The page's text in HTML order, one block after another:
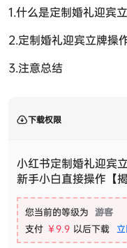
1.什么是定制婚礼迎宾
2.定制婚礼迎宾立牌操
3.注意总结
下载权限
小红书定制婚礼迎宾
新手小白直接操作【揭
您当前的等级为 游客
支付 ￥9.9 以后下载